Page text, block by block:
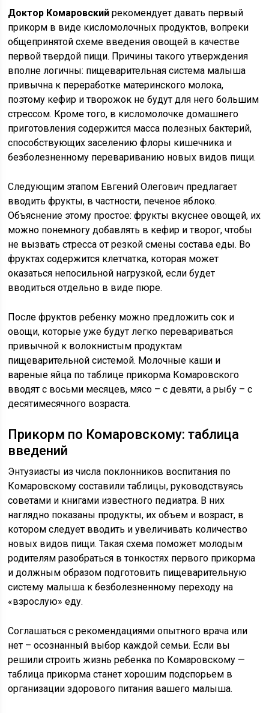
Доктор Комаровский рекомендует давать первый
прикорм в виде кисломолочных продуктов, вопреки
общепринятой схеме введения овощей в качестве
первой твердой пищи. Причины такого утверждения
вполне логичны: пищеварительная система малыша
привычна к переработке материнского молока,
поэтому кефир и творожок не будут для него большим
стрессом. Кроме того, в кисломолочке домашнего
приготовления содержится масса полезных бактерий,
способствующих заселению флоры кишечника и
безболезненному перевариванию новых видов пищи.
Следующим этапом Евгений Олегович предлагает
вводить фрукты, в частности, печеное яблоко.
Объяснение этому простое: фрукты вкуснее овощей, их
можно понемногу добавлять в кефир и творог, чтобы
не вызвать стресса от резкой смены состава еды. Во
фруктах содержится клетчатка, которая может
оказаться непосильной нагрузкой, если будет
вводиться отдельно в виде пюре.
После фруктов ребенку можно предложить сок и
овощи, которые уже будут легко перевариваться
привычной к волокнистым продуктам
пищеварительной системой. Молочные каши и
вареные яйца по таблице прикорма Комаровского
вводят с восьми месяцев, мясо – с девяти, а рыбу – с
десятимесячного возраста.
Прикорм по Комаровскому: таблица
введений
Энтузиасты из числа поклонников воспитания по
Комаровскому составили таблицы, руководствуясь
советами и книгами известного педиатра. В них
наглядно показаны продукты, их объем и возраст, в
котором следует вводить и увеличивать количество
новых видов пищи. Такая схема поможет молодым
родителям разобраться в тонкостях первого прикорма
и должным образом подготовить пищеварительную
систему малыша к безболезненному переходу на
«взрослую» еду.
Соглашаться с рекомендациями опытного врача или
нет – осознанный выбор каждой семьи. Если вы
решили строить жизнь ребенка по Комаровскому —
таблица прикорма станет хорошим подспорьем в
организации здорового питания вашего малыша.